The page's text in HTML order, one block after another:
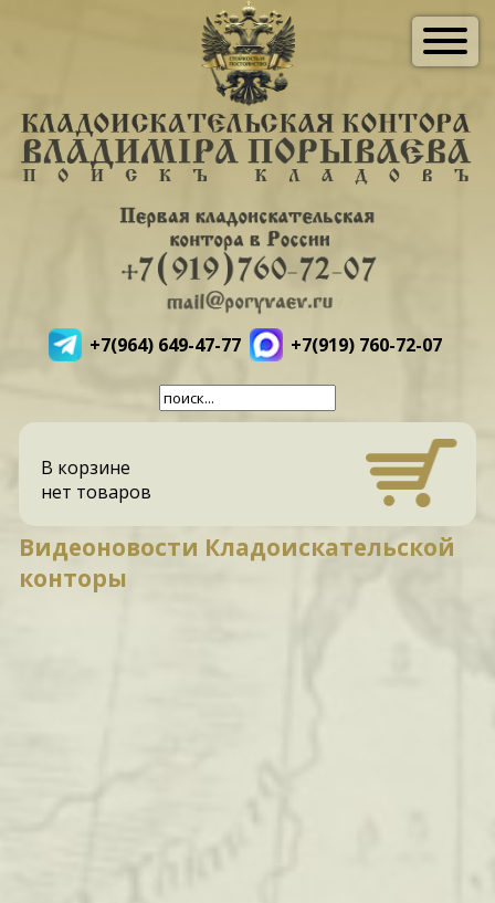
+7(964) 649-47-77 +7(919) 760-72-07
В корзине
нет товаров
Видеоновости Кладоискательской
конторы